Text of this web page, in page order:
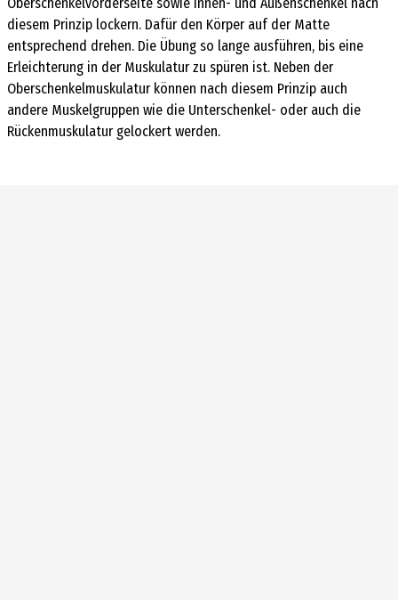
diesem Prinzip lockern. Dafür den Körper auf der Matte
entsprechend drehen. Die Übung so lange ausführen, bis eine
Erleichterung in der Muskulatur zu spüren ist. Neben der
Oberschenkelmuskulatur können nach diesem Prinzip auch
andere Muskelgruppen wie die Unterschenkel- oder auch die
Rückenmuskulatur gelockert werden.